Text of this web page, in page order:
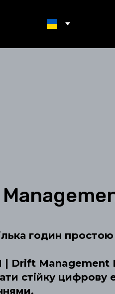
годин
| Drift Management
стійку цифрову